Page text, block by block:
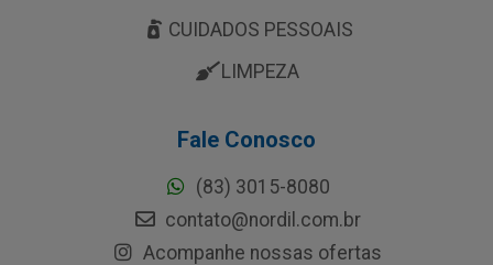
CUIDADOS PESSOAIS
LIMPEZA
Fale Conosco
(83) 3015-8080
contato@nordil.com.br
Acompanhe nossas ofertas